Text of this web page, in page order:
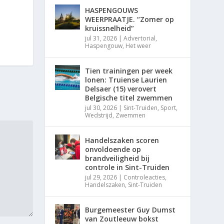
HASPENGOUWS
WEERPRAATJE. “Zomer op
kruissnelheid”
jul 31, 2026 |Advertorial,
Haspengouw, Het weer
Tien trainingen per week
lonen: Truiense Laurien
Delsaer (15) verovert
Belgische titel zwemmen
jul 30, 2026 | Sint-Truiden, Sport,
Wedstrijd, Zwemmen
Handelszaken scoren
onvoldoende op
brandveiligheid bij
controle in Sint-Truiden
jul 29, 2026 | Controleacties,
Handelszaken, Sint-Truiden
Burgemeester Guy Dumst
van Zoutleeuw bokst